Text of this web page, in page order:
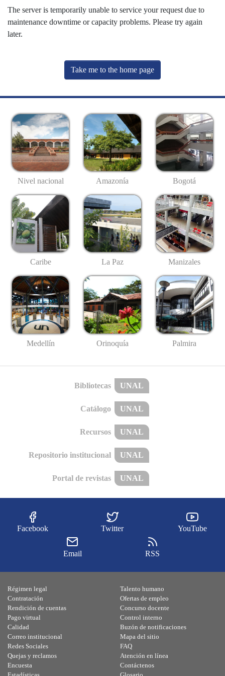
The server is temporarily unable to service your request due to
maintenance downtime or capacity problems. Please try again
later.
Take me to the home page
Nivel nacional Amazonía Bogotá
Caribe La Paz Manizales
Medellín Orinoquía Palmira
Bibliotecas UNAL
Catálogo UNAL
Recursos UNAL
Repositorio institucional UNAL
Portal de revistas UNAL
Facebook Twitter YouTube
Email RSS
Régimen legal
Contratación
Rendición de cuentas
Pago virtual
Calidad
Talento humano
Ofertas de empleo
Concurso docente
Control interno
Buzón de notificaciones
Correo institucional
Redes Sociales
Quejas y reclamos
Encuesta
Mapa del sitio
FAQ
Atención en línea
Contáctenos